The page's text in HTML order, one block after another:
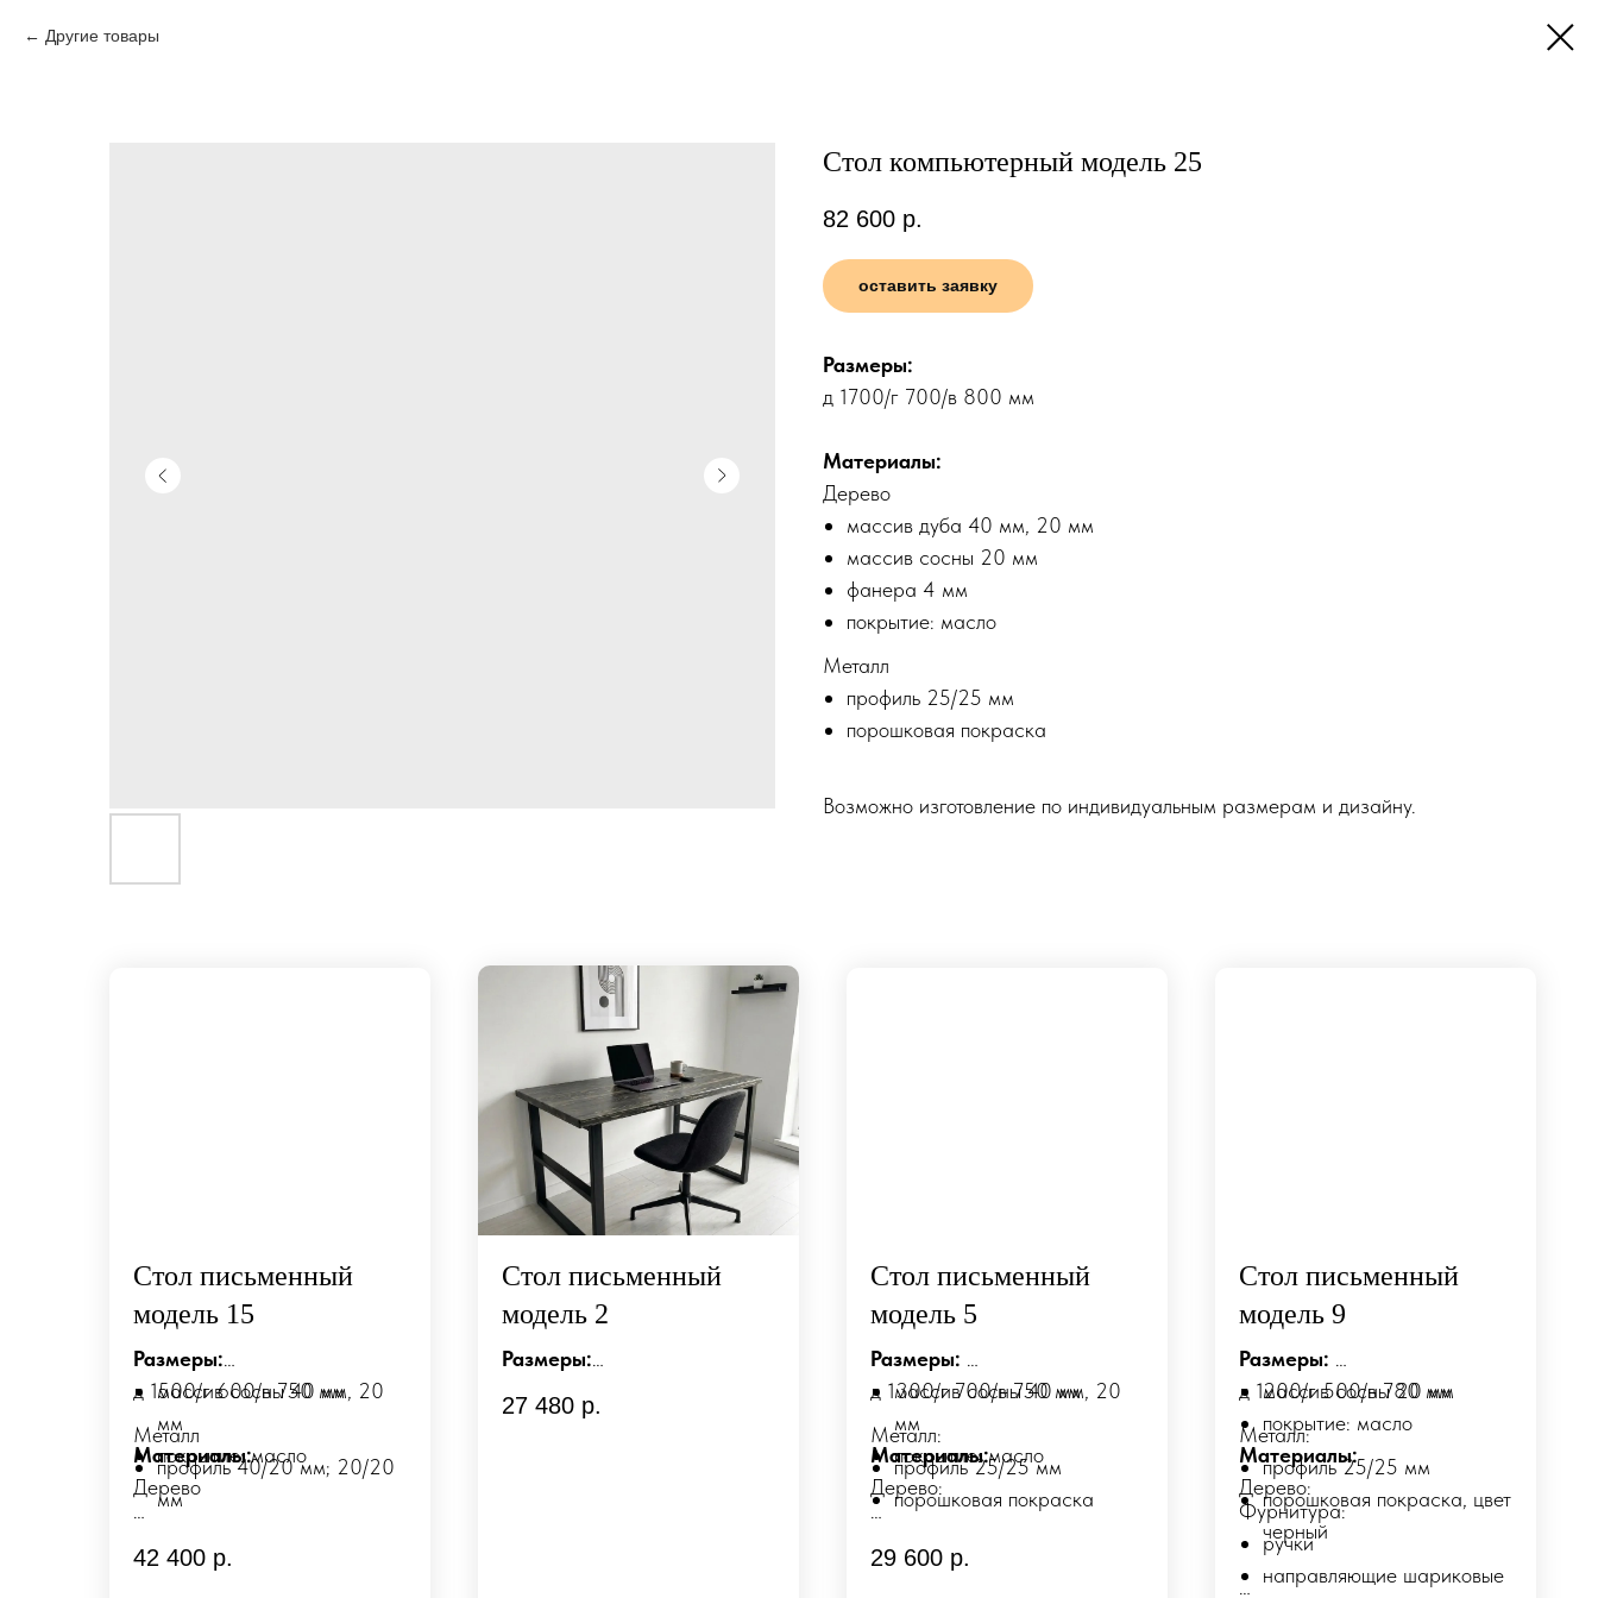
Другие товары
Стол компьютерный модель 25
82 600 р.
оставить заявку
Размеры:
д 1700/г 700/в 800 мм
Материалы:
Дерево
массив дуба 40 мм, 20 мм
массив сосны 20 мм
фанера 4 мм
покрытие: масло
Металл
профиль 25/25 мм
порошковая покраска
Возможно изготовление по индивидуальным размерам и дизайну.
Стол письменный
модель 15
Размеры:
д 1500/г 600/в 750 мм
Материалы:
Дерево
массив сосны 40 мм, 20
мм
покрытие: масло
Металл
профиль 40/20 мм; 20/20
мм
индивидуальным размерам и
42 400 р.
Стол письменный
модель 2
Размеры:
27 480 р.
Стол письменный
модель 5
Размеры:
д 1300/г 700/в 750 мм
Материалы:
Дерево:
массив сосны 40 мм, 20
мм
покрытие: масло
Металл:
профиль 25/25 мм
порошковая покраска
индивидуальным размерам и
29 600 р.
Стол письменный
модель 9
Размеры:
д 1200/г 500/в 780 мм
Материалы:
Дерево:
массив сосны 20 мм
покрытие: масло
Металл:
профиль 25/25 мм
порошковая покраска, цвет
черный
Фурнитура:
ручки
направляющие шариковые